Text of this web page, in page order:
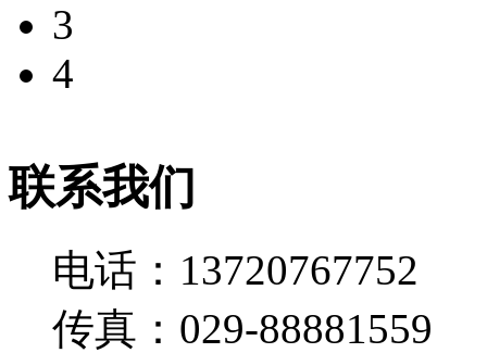
3
4
联系我们
电话：13720767752
传真：029-88881559